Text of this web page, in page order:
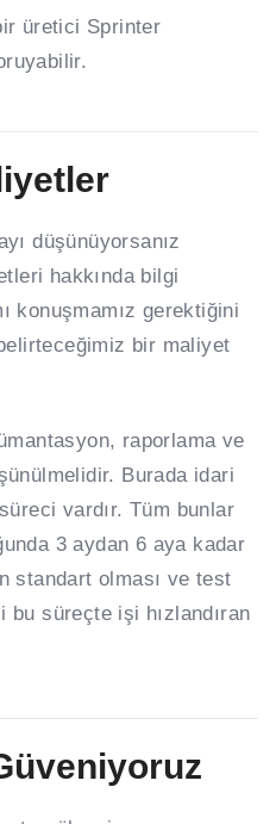
üretici Sprinter
düşünüyorsanız
hakkında bilgi
konuşmamız gerektiğini
bir maliyet
raporlama ve
Burada idari
vardır. Tüm bunlar
3 aydan 6 aya kadar
standart olması ve test
bu süreçte işi hızlandıran